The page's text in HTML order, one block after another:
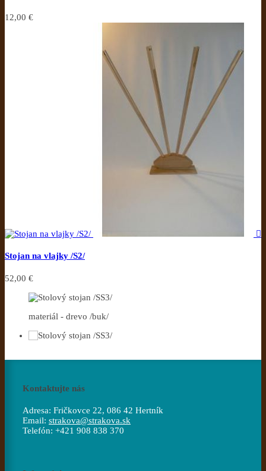
12,00 €

Stojan na vlajky /S2/
52,00 €
materiál - drevo /buk/
Kontaktujte nás
Adresa: Fričkovce 22, 086 42 Hertník
Email: strakova@strakova.sk
Telefón: +421 908 838 370